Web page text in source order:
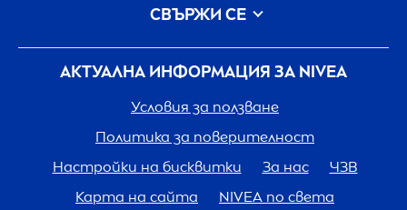
АКТУАЛНА ИНФОРМАЦИЯ ЗА NIVEA
Условия за ползване
Политика за поверителност
Настройки на бисквитки
За нас
ЧЗВ
Карта на сайта
NIVEA по света
СВЪРЖИ СЕ